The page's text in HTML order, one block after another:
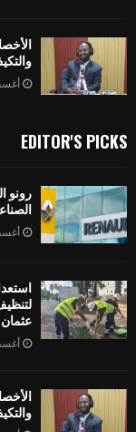
أغسطس
EDITOR'S PICKS
رونو